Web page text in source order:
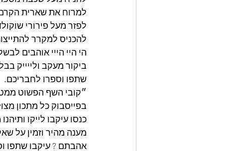
למרוח את שארית הקרם
לפזר מעל פירורי שוקולד
להכניס למקרר
הי היי הייי אוהבים
ביקור מעקב ולייייק
שתפו וספרו לחבריכם.
״קובי השף הפשוט
בפייסבוק כל מתכון
כנסו עיקבו לייקו
מענה מהיר וזמין על
אהבתם ? עיקבו שתפו